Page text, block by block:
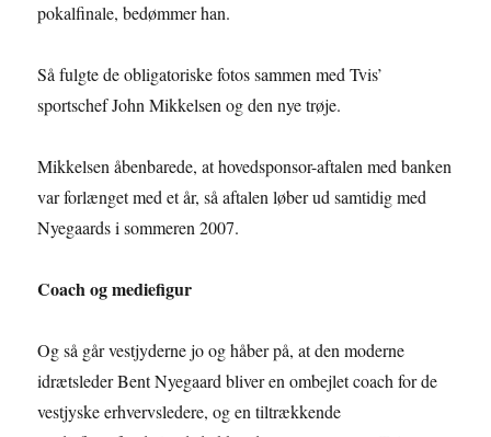
pokalfinale, bedømmer han.
Så fulgte de obligatoriske fotos sammen med Tvis’
sportschef John Mikkelsen og den nye trøje.
Mikkelsen åbenbarede, at hovedsponsor-aftalen med banken
var forlænget med et år, så aftalen løber ud samtidig med
Nyegaards i sommeren 2007.
Coach og mediefigur
Og så går vestjyderne jo og håber på, at den moderne
idrætsleder Bent Nyegaard bliver en ombejlet coach for de
vestjyske erhvervsledere, og en tiltrækkende